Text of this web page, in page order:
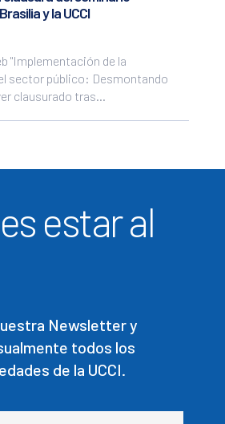
y la UCCI
"Implementación de la
sector público: Desmontando
clausurado tras...
estar al
Newsletter y
todos los
de la UCCI.